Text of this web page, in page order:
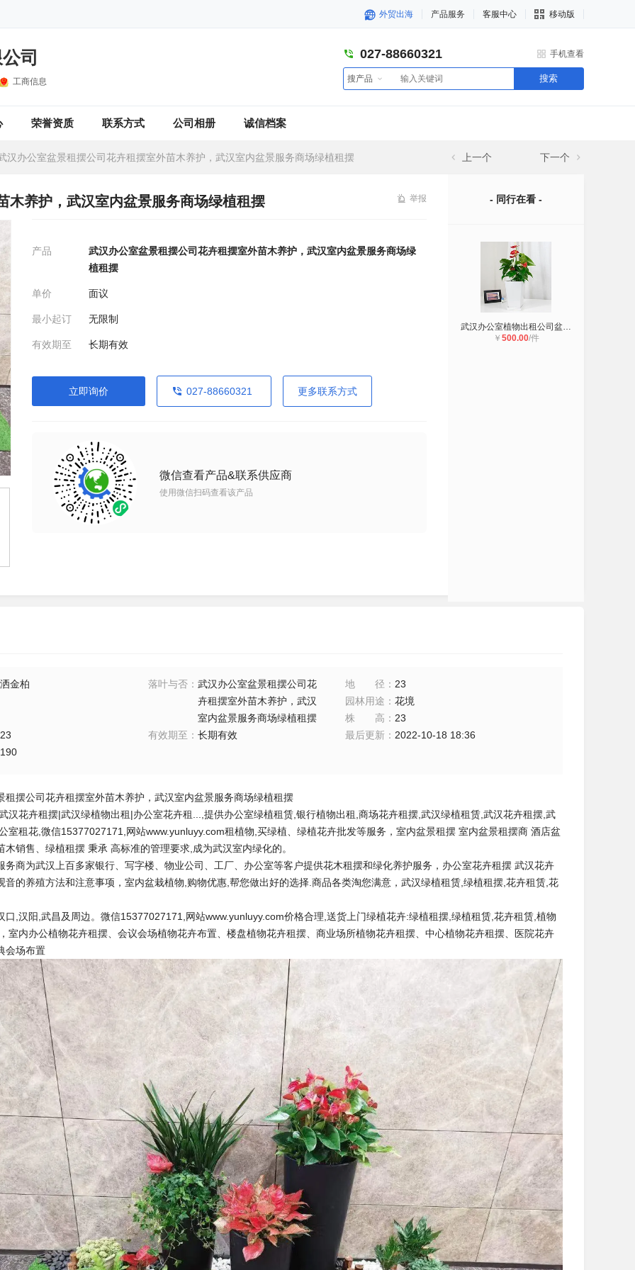
外贸出海 产品服务 客服中心 移动版
司
工商信息
027-88660321 手机查看
搜产品 搜索
荣誉资质 联系方式 公司相册 诚信档案
汉办公室盆景租摆公司花卉租摆室外苗木养护，武汉室内盆景服务商场绿植租摆 上一个 下一个
木养护，武汉室内盆景服务商场绿植租摆 举报
产品
武汉办公室盆景租摆公司花卉租摆室外苗木养护，武汉室内盆景服务商场绿
植租摆
单价 面议
最小起订 无限制
有效期至 长期有效
立即询价 027-88660321 更多联系方式
微信查看产品&联系供应商
使用微信扫码查看该产品
- 同行在看 -
武汉办公室植物出租公司盆景价格单位
￥ 500.00/件
洒金柏 落叶与否： 武汉办公室盆景租摆公司花
卉租摆室外苗木养护，武汉
室内盆景服务商场绿植租摆
地径 ： 23
园林用途 ：花境
株高 ： 23
23
有效期至 ： 长期有效 最后更新 ： 2022-10-18 18:36
190
租摆公司花卉租摆室外苗木养护，武汉室内盆景服务商场绿植租摆
汉花卉租摆|武汉绿植物出租|办公室花卉租...,提供办公室绿植租赁,银行植物出租,商场花卉租摆,武汉绿植租赁,武汉花卉租摆,武
室租花,微信15377027171,网站www.yunluyy.com租植物,买绿植、绿植花卉批发等服务，室内盆景租摆 室内盆景租摆商 酒店盆
木销售、绿植租摆 秉承 高标准的管理要求,成为武汉室内绿化的。
务商为武汉上百多家银行、写字楼、物业公司、工厂、办公室等客户提供花木租摆和绿化养护服务，办公室花卉租摆 武汉花卉
音的养殖方法和注意事项，室内盆栽植物,购物优惠,帮您做出好的选择.商品各类淘您满意，武汉绿植租赁,绿植租摆,花卉租赁,花
口,汉阳,武昌及周边。微信15377027171,网站www.yunluyy.com价格合理,送货上门绿植花卉:绿植租摆,绿植租赁,花卉租赁,植物
室内办公植物花卉租摆、会议会场植物花卉布置、楼盘植物花卉租摆、商业场所植物花卉租摆、中心植物花卉租摆、医院花卉
会场布置